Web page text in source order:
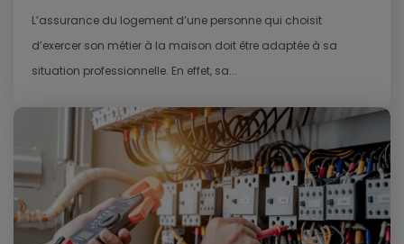
L’assurance du logement d’une personne qui choisit
d’exercer son métier à la maison doit être adaptée à sa
situation professionnelle. En effet, sa...